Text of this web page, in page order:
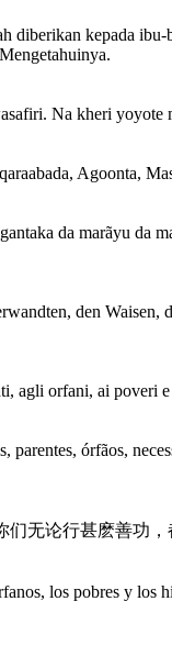
kepada
Na kheri
Agoonta,
da marãyu da
den
agli orfani, ai poveri
órfãos,
无论行甚麽善功，
los pobres y